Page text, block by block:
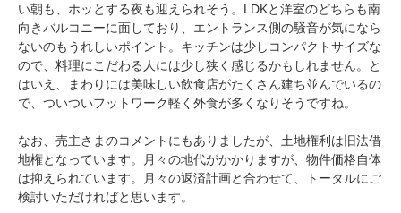
い朝も、ホッとする夜も迎えられそう。LDKと洋室のどちらも南
向きバルコニーに面しており、エントランス側の騒音が気になら
ないのもうれしいポイント。キッチンは少しコンパクトサイズな
ので、料理にこだわる人には少し狭く感じるかもしれません。と
はいえ、まわりには美味しい飲食店がたくさん建ち並んでいるの
で、ついついフットワーク軽く外食が多くなりそうですね。
なお、売主さまのコメントにもありましたが、土地権利は旧法借
地権となっています。月々の地代がかかりますが、物件価格自体
は抑えられています。月々の返済計画と合わせて、トータルにご
検討いただければと思います。